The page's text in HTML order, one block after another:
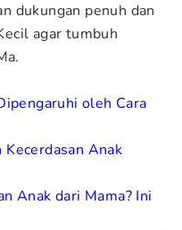
dukungan penuh dan
agar tumbuh
oleh Cara
Kecerdasan Anak
Anak dari Mama? Ini